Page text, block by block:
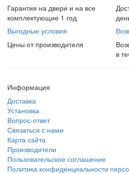
Гарантия на двери и на все
комплектующие 1 год
Выгодные условия
Цены от производителя
в
Информация
Доставка
Установка
Вопрос-ответ
Связаться с нами
Карта сайта
Производители
Пользовательское соглашение
Политика конфиденциальности